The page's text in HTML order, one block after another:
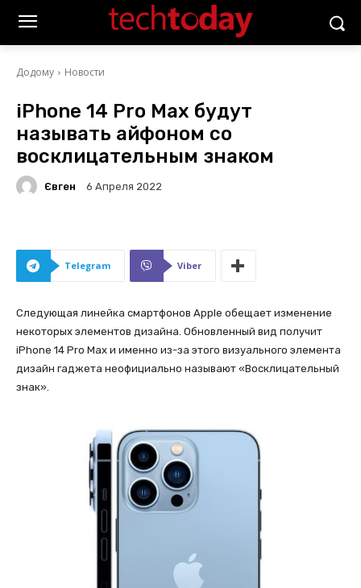
Додому Новости
iPhone 14 Pro Max будут
называть айфоном со
восклицательным знаком
Євген 6 Апреля 2022
Telegram Viber
Следующая линейка смартфонов Apple обещает изменение
некоторых элементов дизайна. Обновленный вид получит
iPhone 14 Pro Max и именно из-за этого визуального элемента
дизайн гаджета неофициально называют «Восклицательный
знак».